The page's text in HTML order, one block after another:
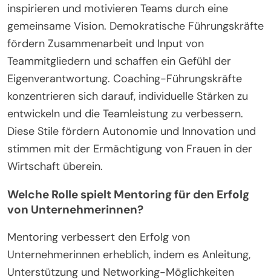
inspirieren und motivieren Teams durch eine
gemeinsame Vision. Demokratische Führungskräfte
fördern Zusammenarbeit und Input von
Teammitgliedern und schaffen ein Gefühl der
Eigenverantwortung. Coaching-Führungskräfte
konzentrieren sich darauf, individuelle Stärken zu
entwickeln und die Teamleistung zu verbessern.
Diese Stile fördern Autonomie und Innovation und
stimmen mit der Ermächtigung von Frauen in der
Wirtschaft überein.
Welche Rolle spielt Mentoring für den Erfolg
von Unternehmerinnen?
Mentoring verbessert den Erfolg von
Unternehmerinnen erheblich, indem es Anleitung,
Unterstützung und Networking-Möglichkeiten